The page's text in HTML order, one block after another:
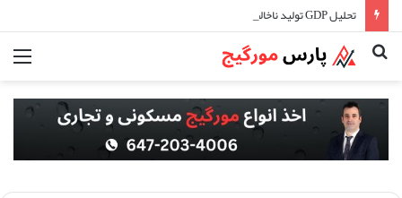
تحلیل GDP تولید ناخالص داخلی و تاثیر آن در اقتصاد کانادا
جستجو